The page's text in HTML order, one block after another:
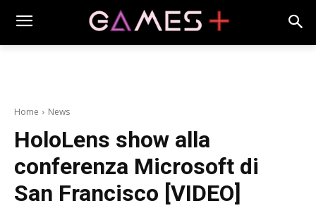
Home News
HoloLens show alla
conferenza Microsoft di
San Francisco [VIDEO]